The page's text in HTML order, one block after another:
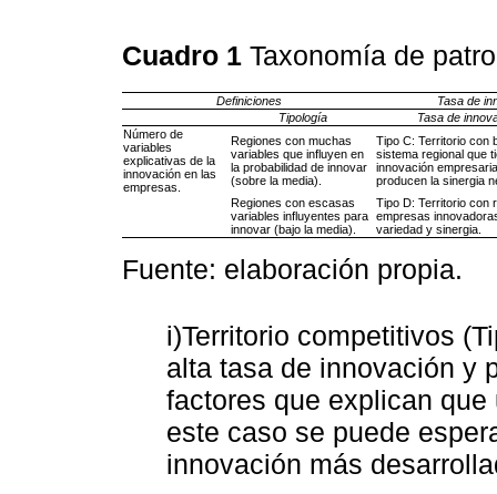
Cuadro 1 Taxonomía de
Definiciones
Tasa de
Tipología
Tasa de
Número de
variables
explicativas de la
innovación en las
empresas.
Regiones con muchas
variables que influyen en
la probabilidad de innovar
(sobre la media).
Tipo C: Territorio con
sistema regional que
innovación
producen la sinergia
Regiones con escasas
variables influyentes para
innovar (bajo la media).
Tipo D: Territorio con
empresas
variedad y sinergia.
Fuente: elaboración propia.
i)Territorio competitivos
alta tasa de innovación y
factores que explican
este caso se puede
innovación más